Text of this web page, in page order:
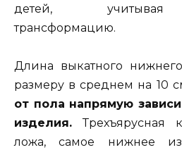
детей, учитывая
трансформацию.
Длина выкатного
размеру в среднем на 10
от пола напрямую
изделия. Трехъярусная
ложа, самое нижнее